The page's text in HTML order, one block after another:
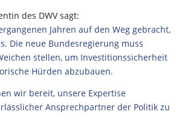
des DWV sagt:
Jahren auf den Weg gebracht,
Die neue Bundesregierung muss
stellen, um Investitionssicherheit
Hürden abzubauen.
wir bereit, unsere Expertise
Ansprechpartner der Politik zu